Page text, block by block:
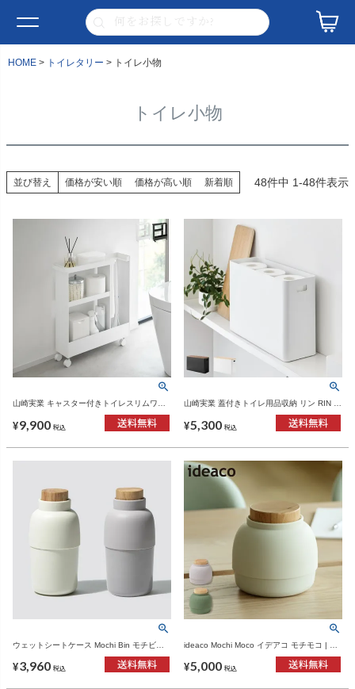
HOME トイレタリー トイレ小物
トイレ小物
並び替え 価格が安い順 価格が高い順 新着順 48件中 1-48件表示
山崎実業 キャスター付きトイレスリムワゴ
ン タワー 3段 tower | トイレ雑貨・タワーシ
リーズ
¥9,900 税込
山崎実業 蓋付きトイレ用品収納 リン RIN |
インテリア雑貨・リンシリーズ
¥5,300 税込
ウェットシートケース Mochi Bin モチビン |
¥3,960 税込
ideaco Mochi Moco イデアコ モチモコ | イ
¥5,000 税込